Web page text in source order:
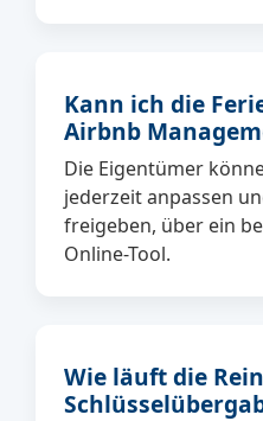
Kann ich die
Airbnb
Die Eigentümer
jederzeit anpassen
freigeben, über ein
Online-Tool.
Wie läuft die